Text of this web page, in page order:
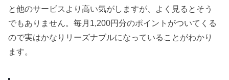
と他のサービスより高い気がしますが、よく見るとそう
でもありません。毎月1,200円分のポイントがついてくる
ので実はかなりリーズナブルになっていることがわかり
ます。